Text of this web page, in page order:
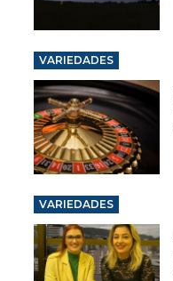
VARIEDADES
VARIEDADES